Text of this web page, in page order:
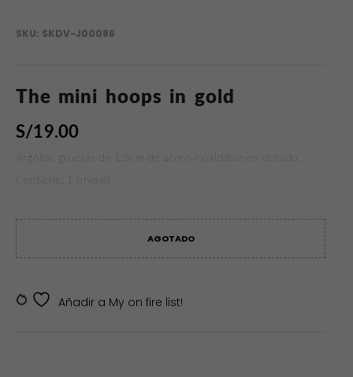
SKU: SKDV-J00086
The mini hoops in gold
S/19.00
Argollas gruesas de 1.5cm de acero inoxidable en dorado.
Contiene: 1 unidad
AGOTADO
Añadir a My on fire list!
SKU:SKDV-J00086